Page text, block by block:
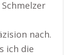
nach.
ich die